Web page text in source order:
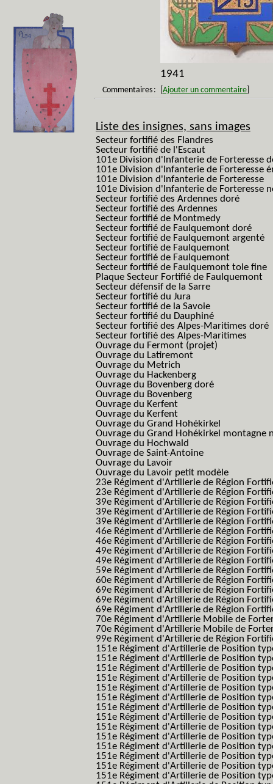
1941
Commentaires : Ajouter un commentaire
Liste des insignes, sans images
Secteur fortifié des Flandres
Secteur fortifié de l'Escaut
101e Division d'Infanterie de Forteresse
101e Division d'Infanterie de Forteresse
101e Division d'Infanterie de Forteresse
101e Division d'Infanterie de Forteresse
Secteur fortifié des Ardennes doré
Secteur fortifié des Ardennes
Secteur fortifié de Montmedy
Secteur fortifié de Faulquemont doré
Secteur fortifié de Faulquemont argenté
Secteur fortifié de Faulquemont
Secteur fortifié de Faulquemont
Secteur fortifié de Faulquemont tole fine
Plaque Secteur Fortifié de Faulquemont
Secteur défensif de la Sarre
Secteur fortifié du Jura
Secteur fortifié de la Savoie
Secteur fortifié du Dauphiné
Secteur fortifié des Alpes-Maritimes doré
Secteur fortifié des Alpes-Maritimes
Ouvrage du Fermont (projet)
Ouvrage du Latiremont
Ouvrage du Metrich
Ouvrage du Hackenberg
Ouvrage du Bovenberg doré
Ouvrage du Bovenberg
Ouvrage du Kerfent
Ouvrage du Kerfent
Ouvrage du Grand Hohékirkel
Ouvrage du Grand Hohékirkel montagne
Ouvrage du Hochwald
Ouvrage de Saint-Antoine
Ouvrage du Lavoir
Ouvrage du Lavoir petit modèle
23e Régiment d'Artillerie de Région
23e Régiment d'Artillerie de Région
39e Régiment d'Artillerie de Région
39e Régiment d'Artillerie de Région
39e Régiment d'Artillerie de Région
46e Régiment d'Artillerie de Région
46e Régiment d'Artillerie de Région
49e Régiment d'Artillerie de Région
49e Régiment d'Artillerie de Région
59e Régiment d'Artillerie de Région
60e Régiment d'Artillerie de Région
69e Régiment d'Artillerie de Région
69e Régiment d'Artillerie de Région
69e Régiment d'Artillerie de Région
70e Régiment d'Artillerie Mobile de
70e Régiment d'Artillerie Mobile de
99e Régiment d'Artillerie de Région
151e Régiment d'Artillerie de Position
151e Régiment d'Artillerie de Position
151e Régiment d'Artillerie de Position
151e Régiment d'Artillerie de Position
151e Régiment d'Artillerie de Position
151e Régiment d'Artillerie de Position
151e Régiment d'Artillerie de Position
151e Régiment d'Artillerie de Position
151e Régiment d'Artillerie de Position
151e Régiment d'Artillerie de Position
151e Régiment d'Artillerie de Position
151e Régiment d'Artillerie de Position
151e Régiment d'Artillerie de Position
151e Régiment d'Artillerie de Position